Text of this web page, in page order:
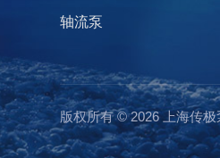
轴流泵
版权所有 © 2026 上海传